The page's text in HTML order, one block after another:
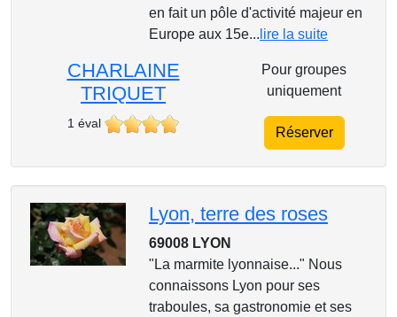
en fait un pôle d'activité majeur en
Europe aux 15e... lire la suite
CHARLAINE
TRIQUET
1 éval
Pour groupes
uniquement
Réserver
Lyon, terre des roses
69008 LYON
"La marmite lyonnaise..." Nous
connaissons Lyon pour ses
traboules, sa gastronomie et ses